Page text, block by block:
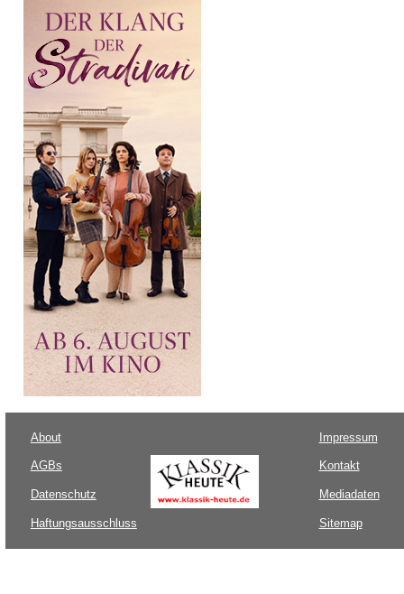
About
AGBs
Datenschutz
Haftungsausschluss
Impressum
Kontakt
Mediadaten
Sitemap